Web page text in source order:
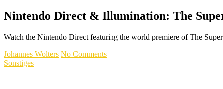
Nintendo Direct & Illumination: The
Watch the Nintendo Direct featuring the world premiere of The
Johannes Wolters No Comments
Sonstiges